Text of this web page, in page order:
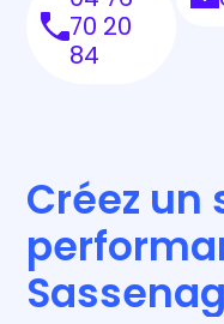
70 20
84
Créez